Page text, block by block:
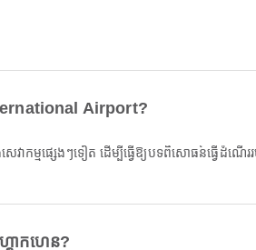
Airport?
គោកហេន?